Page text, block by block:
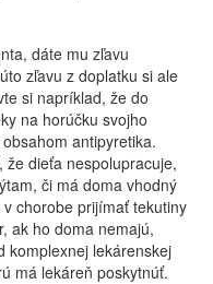
dáte mu zľavu
zľavu z doplatku si ale
si napríklad, že do
na horúčku svojho
antipyretika.
dieťa nespolupracuje,
či má doma vhodný
chorobe prijímať tekutiny
ak ho doma nemajú,
komplexnej lekárenskej
má lekáreň poskytnúť.